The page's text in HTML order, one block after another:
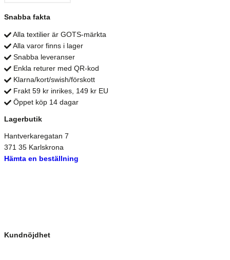
Snabba fakta
Alla textilier är GOTS-märkta
Alla varor finns i lager
Snabba leveranser
Enkla returer med QR-kod
Klarna/kort/swish/förskott
Frakt 59 kr inrikes, 149 kr EU
Öppet köp 14 dagar
Lagerbutik
Hantverkaregatan 7
371 35 Karlskrona
Hämta en beställning
Kundnöjdhet